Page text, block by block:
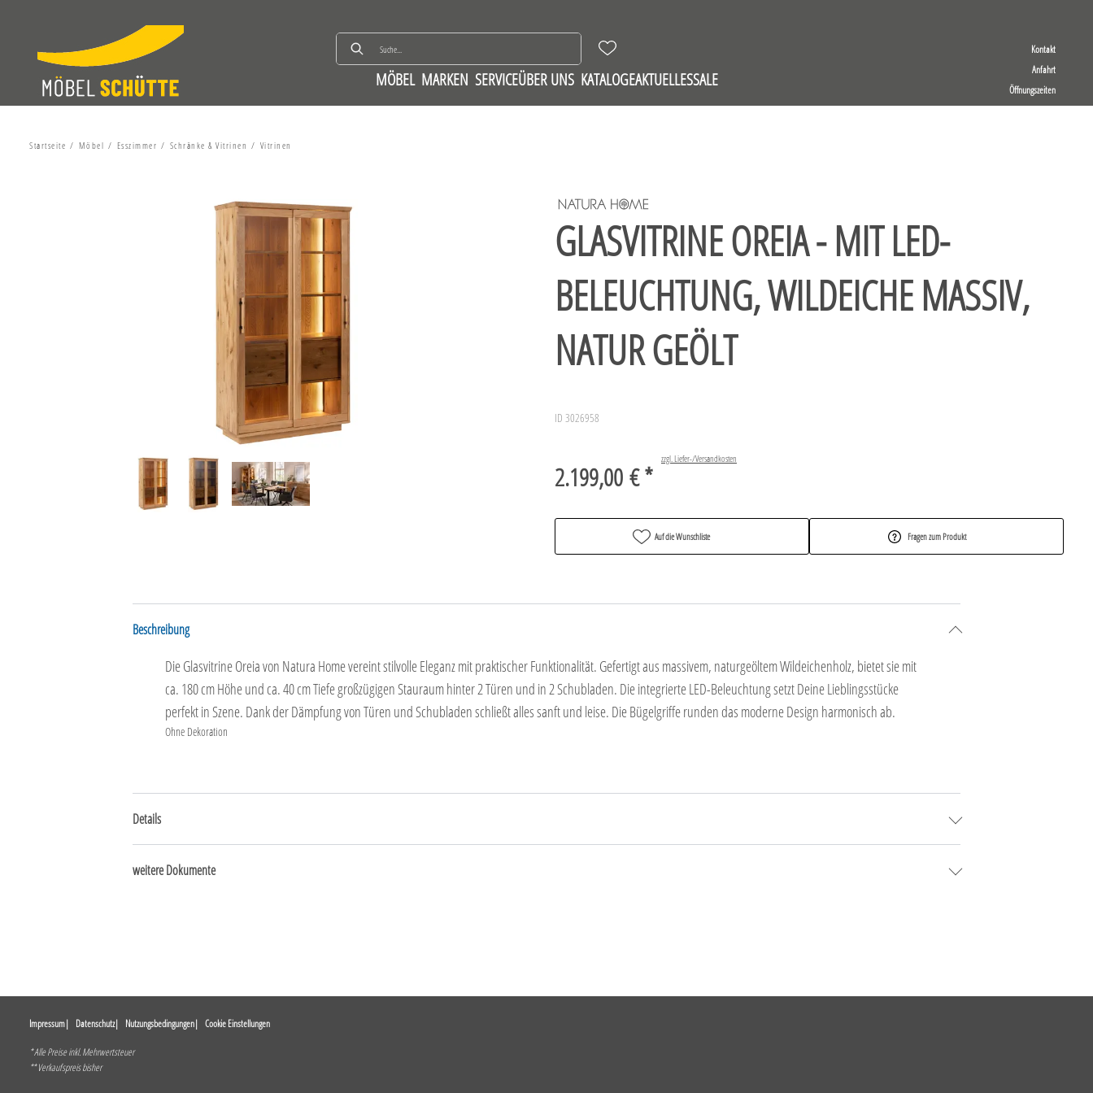
Kontakt
Anfahrt
Öffnungszeiten
MÖBEL MARKEN SERVICEÜBER UNS KATALOGEAKTUELLESSALE
Startseite Möbel Esszimmer Schränke & Vitrinen Vitrinen
GLASVITRINE OREIA - MIT LED-
BELEUCHTUNG, WILDEICHE MASSIV,
NATUR GEÖLT
ID 3026958
2.199,00 € *
zzgl. Liefer-/Versandkosten
Auf die Wunschliste Fragen zum Produkt
Beschreibung
Die Glasvitrine Oreia von Natura Home vereint stilvolle Eleganz mit praktischer Funktionalität. Gefertigt aus massivem, naturgeöltem Wildeichenholz, bietet sie mit
ca. 180 cm Höhe und ca. 40 cm Tiefe großzügigen Stauraum hinter 2 Türen und in 2 Schubladen. Die integrierte LED-Beleuchtung setzt Deine Lieblingsstücke
perfekt in Szene. Dank der Dämpfung von Türen und Schubladen schließt alles sanft und leise. Die Bügelgriffe runden das moderne Design harmonisch ab.
Ohne Dekoration
Details
weitere Dokumente
Impressum Datenschutz Nutzungsbedingungen Cookie Einstellungen
* Alle Preise inkl. Mehrwertsteuer
** Verkaufspreis bisher